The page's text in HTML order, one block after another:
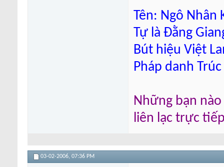
Tên: Ngô Nhân
Tự là Đằng
Bút hiệu Việt
Pháp danh
Những bạn
liên lạc trực
03-02-2006, 07:36 PM